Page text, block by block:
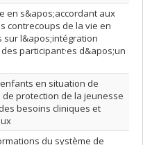
en s&apos;accordant aux
contrecoups de la vie en
sur l&apos;intégration
participant·es d&apos;un
en situation de
protection de la jeunesse
besoins cliniques et
du système de